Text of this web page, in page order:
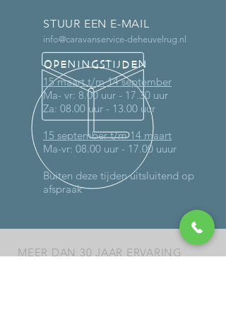
STUUR EEN E-MAIL
info@caravanservice-deheuvelrug.nl
OPENINGSTIJDEN
15 maart t/m 14 september
Ma- vr: 8.00 uur - 17.30 uur
Za: 08.00 uur - 13.00 uur
15 september t/m 14 maart
Ma-vr: 08.00 uur - 17.00 uuur
Buiten deze tijden uitsluitend op
afspraak
MEER DAN 30 JAAR ERVARING